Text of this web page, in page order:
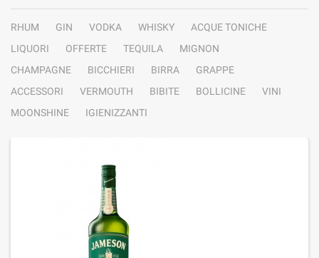
RHUM GIN VODKA WHISKY
ACQUE TONICHE
LIQUORI
OFFERTE TEQUILA
MIGNON
CHAMPAGNE
BICCHIERI BIRRA
GRAPPE
ACCESSORI
VERMOUTH BIBITE BOLLICINE
VINI
MOONSHINE
IGIENIZZANTI